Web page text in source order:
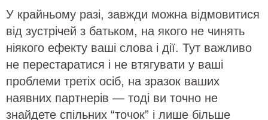
У крайньому разі, завжди можна відмовитися
від зустрічей з батьком, на якого не чинять
ніякого ефекту ваші слова і дії. Тут важливо
не перестаратися і не втягувати у ваші
проблеми третіх осіб, на зразок ваших
наявних партнерів — тоді ви точно не
знайдете спільних “точок” і лише більше